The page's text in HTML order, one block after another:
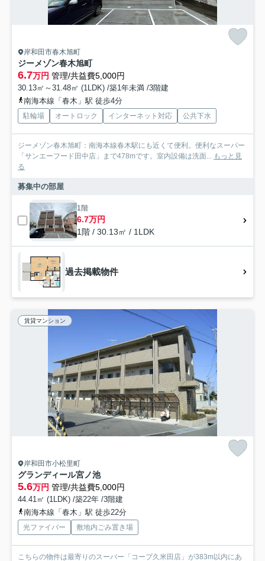
岸和田市春木旭町
ジーメゾン春木旭町
6.7万円 管理/共益費5,000円
30.13㎡～31.48㎡ (1LDK) /築1年未満 /3階建
南海本線「春木」駅 徒歩4分
駐輪場 オートロック インターネット対応 公共下水
ジーメゾン春木旭町：南海本線春木駅にも近くて便利。便利なスーパー
「サンエーフード田中店」まで478mです。室内設備は洗面... もっと見
る
募集中の部屋
1階
6.7万円
1階 / 30.13㎡ / 1LDK
過去掲載物件
賃貸マンション
岸和田市小松里町
グランディール宮ノ池
5.6万円 管理/共益費5,000円
44.41㎡ (1LDK) /築22年 /3階建
南海本線「春木」駅 徒歩22分
光ファイバー 敷地内ごみ置き場
こちらの物件は最寄りのスーパー「コープ久米田店」が383m以内にあ